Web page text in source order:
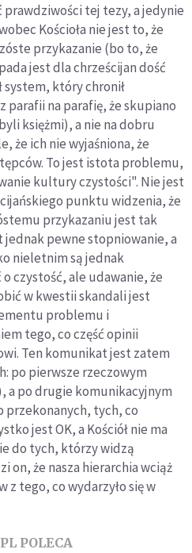
prawdziwości tej tezy, a jedynie
Kościoła nie jest to, że
przykazanie (bo to, że
jest dla chrześcijan dość
system, który chronił
parafii na parafię, że skupiano
księżmi), a nie na dobru
że ich nie wyjaśniona, że
To jest istota problemu,
kultury czystości". Nie jest
punktu widzenia, że
przykazaniu jest tak
jednak pewne stopniowanie, a
nieletnim są jednak
czystość, ale udawanie, że
w kwestii skandali jest
problemu i
tego, co część opinii
Ten komunikat jest zatem
po pierwsze rzeczowym
po drugie komunikacyjnym
przekonanych, tych, co
jest OK, a Kościół nie ma
do tych, którzy widzą
on, że nasza hierarchia wciąż
z tego, co wydarzyło się w
POLECA